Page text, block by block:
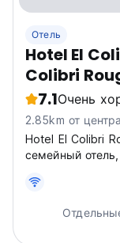
Отель
Hotel El
Colibri
7.1Очень
2.85km от
Hotel El Colibri
семейный отель,
национальный